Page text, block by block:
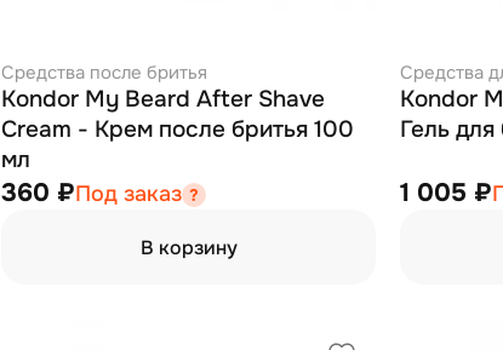
Средства после бритья
Kondor My Beard After Shave
Cream - Крем после бритья 100
мл
360 ₽Под заказ
В корзину
Средства
Kondor
Гель
1 005 ₽